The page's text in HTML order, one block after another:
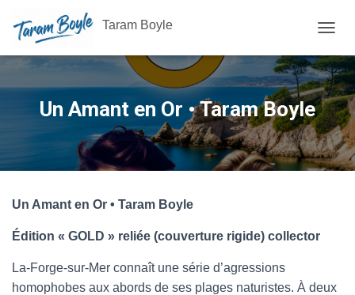
Taram Boyle
Un Amant en Or • Taram Boyle
Un Amant en Or • Taram Boyle
Édition « GOLD » reliée (couverture rigide) collector
La-Forge-sur-Mer connaît une série d’agressions
homophobes aux abords de ses plages naturistes. À deux